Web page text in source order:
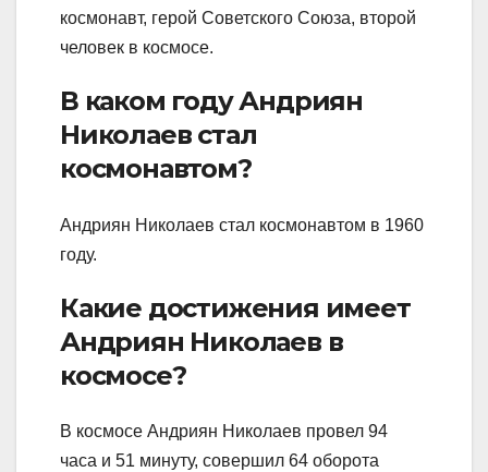
космонавт, герой Советского Союза, второй
человек в космосе.
В каком году Андриян
Николаев стал
космонавтом?
Андриян Николаев стал космонавтом в 1960
году.
Какие достижения имеет
Андриян Николаев в
космосе?
В космосе Андриян Николаев провел 94
часа и 51 минуту, совершил 64 оборота